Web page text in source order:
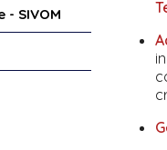
- SIVOM